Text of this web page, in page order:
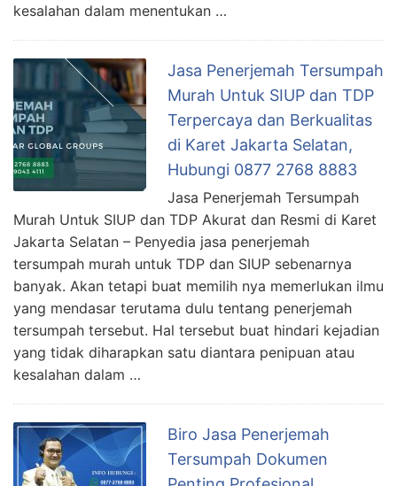
kesalahan dalam menentukan …
Jasa Penerjemah Tersumpah
Murah Untuk SIUP dan TDP
Terpercaya dan Berkualitas
di Karet Jakarta Selatan,
Hubungi 0877 2768 8883
Jasa Penerjemah Tersumpah
Murah Untuk SIUP dan TDP Akurat dan Resmi di Karet
Jakarta Selatan – Penyedia jasa penerjemah
tersumpah murah untuk TDP dan SIUP sebenarnya
banyak. Akan tetapi buat memilih nya memerlukan ilmu
yang mendasar terutama dulu tentang penerjemah
tersumpah tersebut. Hal tersebut buat hindari kejadian
yang tidak diharapkan satu diantara penipuan atau
kesalahan dalam …
Biro Jasa Penerjemah
Tersumpah Dokumen